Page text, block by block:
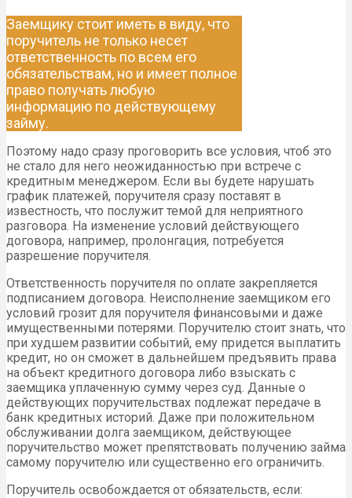
Заемщику стоит иметь в виду, что
поручитель не только несет
ответственность по всем его
обязательствам, но и имеет полное
право получать любую
информацию по действующему
займу.
Поэтому надо сразу проговорить все условия, чтоб это
не стало для него неожиданностью при встрече с
кредитным менеджером. Если вы будете нарушать
график платежей, поручителя сразу поставят в
известность, что послужит темой для неприятного
разговора. На изменение условий действующего
договора, например, пролонгация, потребуется
разрешение поручителя.
Ответственность поручителя по оплате закрепляется
подписанием договора. Неисполнение заемщиком его
условий грозит для поручителя финансовыми и даже
имущественными потерями. Поручителю стоит знать, что
при худшем развитии событий, ему придется выплатить
кредит, но он сможет в дальнейшем предъявить права
на объект кредитного договора либо взыскать с
заемщика уплаченную сумму через суд. Данные о
действующих поручительствах подлежат передаче в
банк кредитных историй. Даже при положительном
обслуживании долга заемщиком, действующее
поручительство может препятствовать получению займа
самому поручителю или существенно его ограничить.
Поручитель освобождается от обязательств, если: